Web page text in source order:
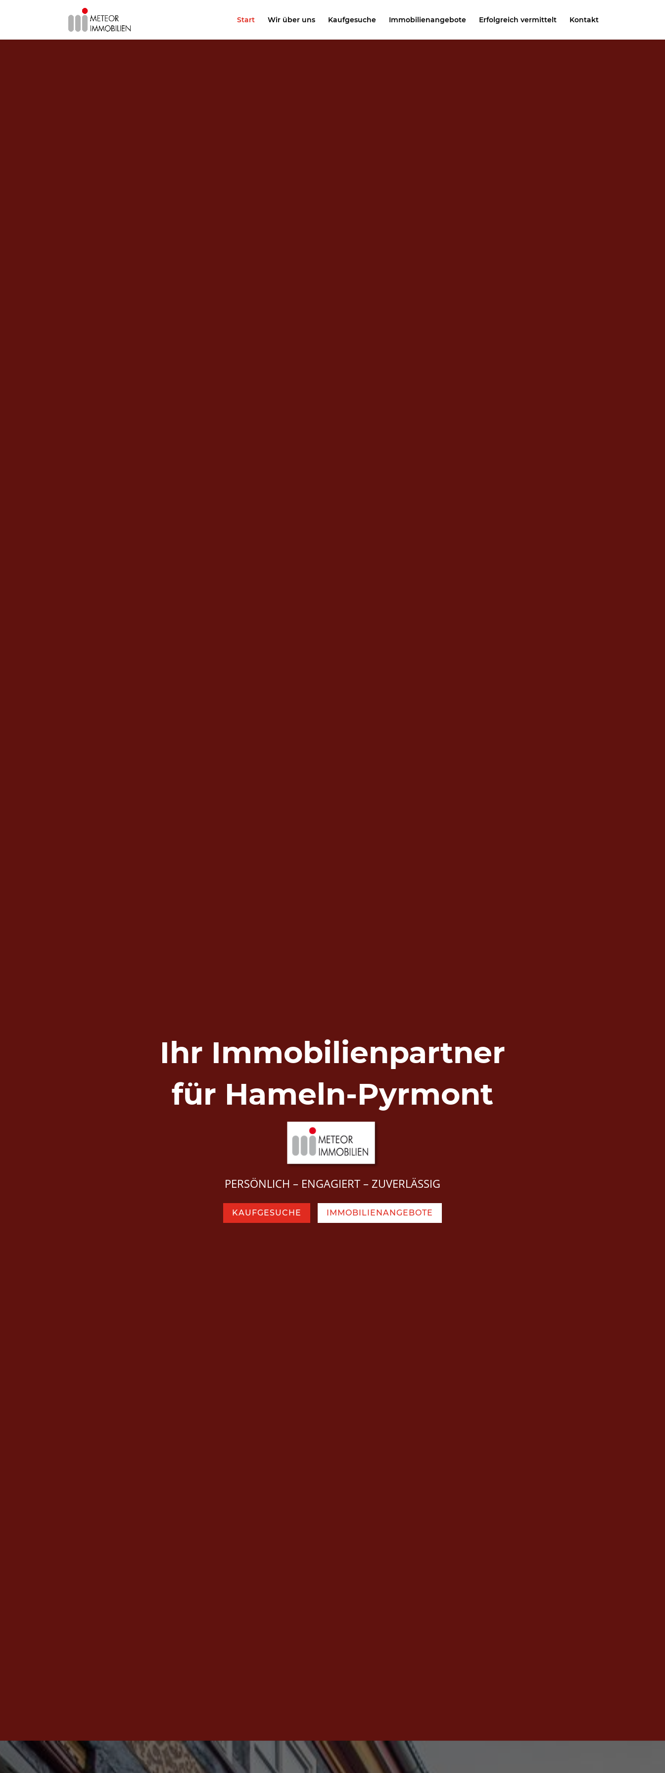
Start Wir über uns Kaufgesuche Immobilienangebote Erfolgreich vermittelt Kontakt
Ihr Immobilienpartner
für Hameln-Pyrmont
PERSÖNLICH – ENGAGIERT – ZUVERLÄSSIG
KAUFGESUCHE IMMOBILIENANGEBOTE